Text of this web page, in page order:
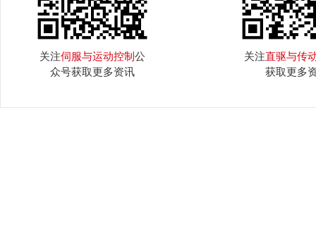
关注伺服与运动控制公
众号获取更多资讯
关注直驱与传
获取更多